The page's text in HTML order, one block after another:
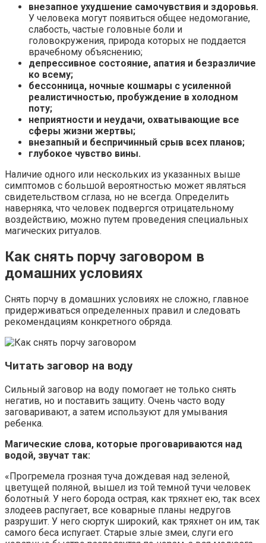
внезапное ухудшение самочувствия и здоровья.
У человека могут появиться общее недомогание,
слабость, частые головные боли и
головокружения, природа которых не поддается
врачебному объяснению;
депрессивное состояние, апатия и безразличие
ко всему;
бессонница, ночные кошмары с усиленной
реалистичностью, пробуждение в холодном
поту;
неприятности и неудачи, охватывающие все
сферы жизни жертвы;
внезапный и беспричинный срыв всех планов;
глубокое чувство вины.
Наличие одного или нескольких из указанных выше
симптомов с большой вероятностью может являться
свидетельством сглаза, но не всегда. Определить
наверняка, что человек подвергся отрицательному
воздействию, можно путем проведения специальных
магических ритуалов.
Как снять порчу заговором в
домашних условиях
Снять порчу в домашних условиях не сложно, главное
придерживаться определенных правил и следовать
рекомендациям конкретного обряда.
Читать заговор на воду
Сильный заговор на воду помогает не только снять
негатив, но и поставить защиту. Очень часто воду
заговаривают, а затем используют для умывания
ребенка.
Магические слова, которые проговариваются над
водой, звучат так:
«Прогремела грозная туча дождевая над зеленой,
цветущей поляной, вышел из той темной тучи человек
болотный. У него борода острая, как тряхнет ею, так всех
злодеев распугает, все коварные планы недругов
разрушит. У него сюртук широкий, как тряхнет он им, так
самого беса испугает. Старые злые змеи, слуги его